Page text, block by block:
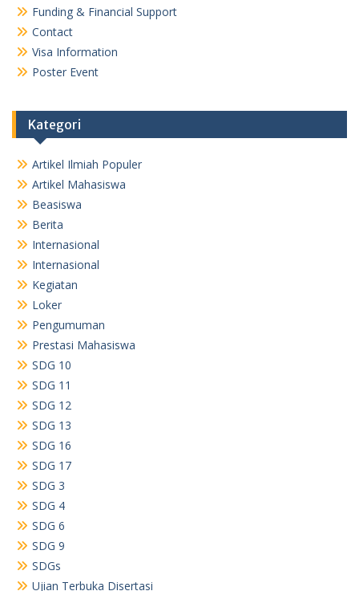
Funding & Financial Support
Contact
Visa Information
Poster Event
Kategori
Artikel Ilmiah Populer
Artikel Mahasiswa
Beasiswa
Berita
Internasional
Internasional
Kegiatan
Loker
Pengumuman
Prestasi Mahasiswa
SDG 10
SDG 11
SDG 12
SDG 13
SDG 16
SDG 17
SDG 3
SDG 4
SDG 6
SDG 9
SDGs
Ujian Terbuka Disertasi